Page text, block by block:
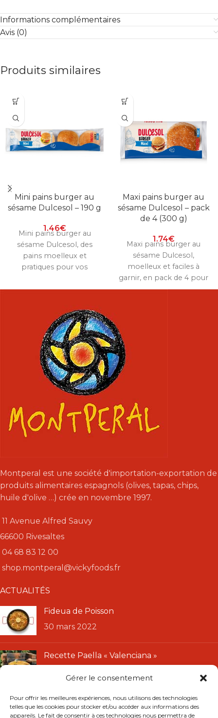
Gérer le consentement
Pour offrir les meilleures expériences, nous utilisons des technologies
telles que les cookies pour stocker et/ou accéder aux informations des
appareils. Le fait de consentir à ces technologies nous permettra de
Informations complémentaires
Avis (0)
Produits similaires
Mini pains burger au
sésame Dulcesol – 190 g
1.46€
Mini pains burger au
sésame Dulcesol, des
pains moelleux et
pratiques pour vos
Maxi pains burger au
sésame Dulcesol – pack
de 4 (300 g)
1.74€
Maxi pains burger au
sésame Dulcesol,
moelleux et faciles à
garnir, en pack de 4 pour
vos burgers maison.
Montperal est une société d'importation-exportation de
produits alimentaires espagnols (olives, tapas, chips,
huile d'olive …) crée en novembre 1997.
11 Avenue Alfred Sauvy
66600 Rivesaltes
04 68 83 12 00
shop.montperal@vickyfoods.fr
ACTUALITÉS
Fideua de Poisson
30 mars 2022
Recette Paella « Valenciana »
LIENS UTILES
CGU